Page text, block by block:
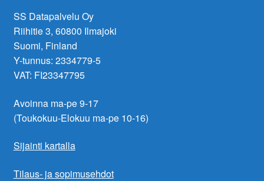
SS Datapalvelu Oy
Riihitie 3, 60800 Ilmajoki
Suomi, Finland
Y-tunnus: 2334779-5
VAT: FI23347795
Avoinna ma-pe 9-17
(Toukokuu-Elokuu ma-pe 10-16)
Sijainti kartalla
Tilaus- ja sopimusehdot